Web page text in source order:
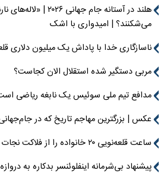
هلند در آستانه جام
می‌شکنند؟ | امیدواری با اشک
ناسازگاری خدا با پاداش یک میلیون دلاری
مربی دستگیر شده استقلال الان کجاست؟
مدافع تیم ملی سوئیس یک نابغه ریاضی
عکس | بزرگترین مهاجم تاریخ که در
ساعت قلعه‌نویی ۲۰ خانواده را از فلاکت نجات می‌دهد
پیشنهاد بی‌شرمانه اینفلوئنسر بدکاره به